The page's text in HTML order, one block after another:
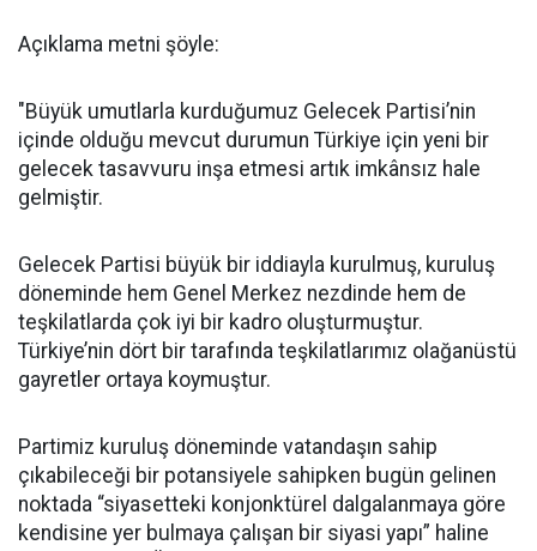
Açıklama metni şöyle:
"Büyük umutlarla kurduğumuz Gelecek Partisi’nin
içinde olduğu mevcut durumun Türkiye için yeni bir
gelecek tasavvuru inşa etmesi artık imkânsız hale
gelmiştir.
Gelecek Partisi büyük bir iddiayla kurulmuş, kuruluş
döneminde hem Genel Merkez nezdinde hem de
teşkilatlarda çok iyi bir kadro oluşturmuştur.
Türkiye’nin dört bir tarafında teşkilatlarımız olağanüstü
gayretler ortaya koymuştur.
Partimiz kuruluş döneminde vatandaşın sahip
çıkabileceği bir potansiyele sahipken bugün gelinen
noktada “siyasetteki konjonktürel dalgalanmaya göre
kendisine yer bulmaya çalışan bir siyasi yapı” haline